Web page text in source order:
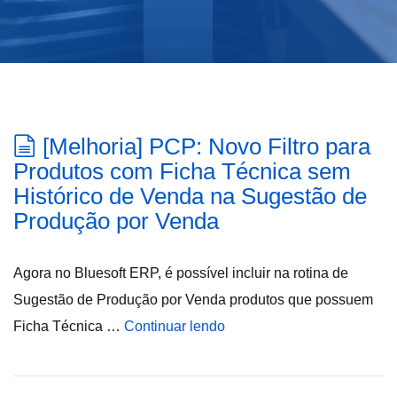
[Melhoria] PCP: Novo Filtro para
Produtos com Ficha Técnica sem
Histórico de Venda na Sugestão de
Produção por Venda
Agora no Bluesoft ERP, é possível incluir na rotina de
Sugestão de Produção por Venda produtos que possuem
Ficha Técnica … Continuar lendo